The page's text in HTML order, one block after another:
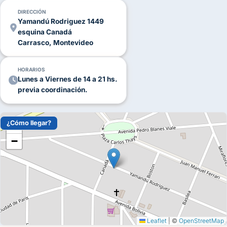
DIRECCIÓN
Yamandú Rodriguez 1449
esquina Canadá
Carrasco, Montevideo
HORARIOS
Lunes a Viernes de 14 a 21 hs.
previa coordinación.
+
−
Leaflet © OpenStreetMap
¿Cómo llegar?